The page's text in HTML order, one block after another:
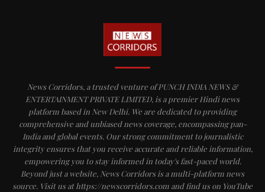
News Corridors, a trusted venture of PUNCH INDIA NEWS &
ENTERTAINMENT PRIVATE LIMITED, is a premier Hindi news
platform based in New Delhi. We are dedicated to providing
comprehensive and unbiased news coverage, encompassing pan-
India and global events. Our strong commitment to journalistic
integrity ensures that you receive accurate and reliable information,
empowering you to stay informed in today's fast-paced world.
Beyond just a website, News Corridors is a multi-platform news
source. Visit us at https://newscorridors.com and find us on YouTube